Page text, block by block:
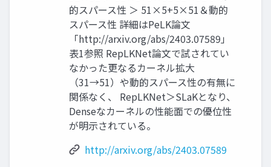
的スパース性 ＞ 51×5+5×51＆動的
スパース性 詳細はPeLK論文
「http://arxiv.org/abs/2403.07589」
表1参照 RepLKNet論文で試されてい
なかった更なるカーネル拡大
（31→51）や動的スパース性の有無に
関係なく、 RepLKNet＞SLaKとなり、
Denseなカーネルの性能面での優位性
が明示されている。
http://arxiv.org/abs/2403.07589